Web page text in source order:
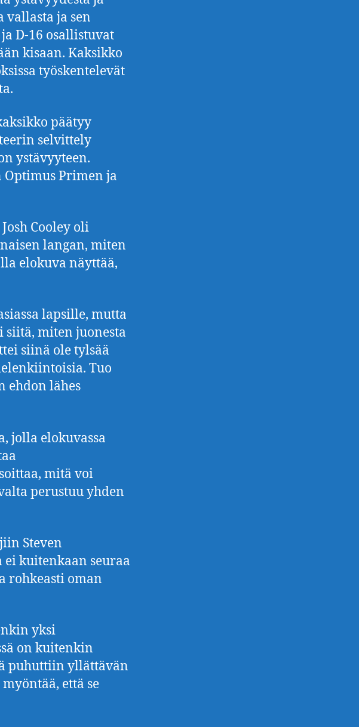
vallasta ja sen
D-16 osallistuvat
kisaan. Kaksikko
työskentelevät
päätyy
selvittely
ystävyyteen.
Primen ja
Cooley oli
langan, miten
elokuva näyttää,
lapsille, mutta
miten juonesta
siinä ole tylsää
Tuo
ehdon lähes
jolla elokuvassa
mitä voi
perustuu yhden
Steven
ei kuitenkaan seuraa
rohkeasti oman
yksi
on kuitenkin
puhuttiin yllättävän
että se